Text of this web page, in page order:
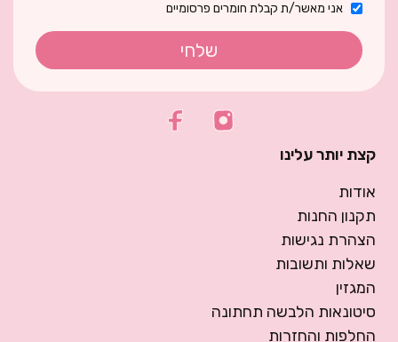
אני מאשר/ת קבלת חומרים פרסומיים
שלחי
קצת יותר עלינו
אודות
תקנון החנות
הצהרת נגישות
שאלות ותשובות
המגזין
סיטונאות הלבשה תחתונה
החלפות והחזרות